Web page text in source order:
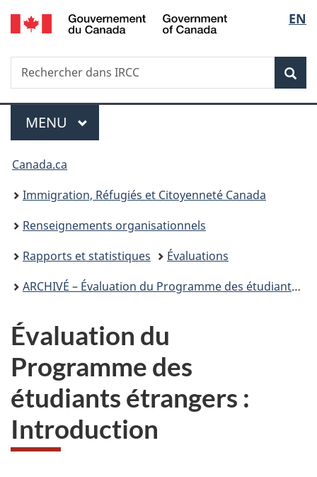
Passer
au
Passer
à
du
Passer
à
simplifiée
de
la
EN
Recherche
Rechercher
dans
Menu
MENU PRINCIPAL
Vous
êtes
ici :
Canada.ca
Immigration, Réfugiés et Citoyenneté Canada
Renseignements organisationnels
Rapports et statistiques
Évaluations
ARCHIVÉ – Évaluation du Programme des étudiants étrangers
Évaluation du
Programme des
étudiants étrangers :
Introduction